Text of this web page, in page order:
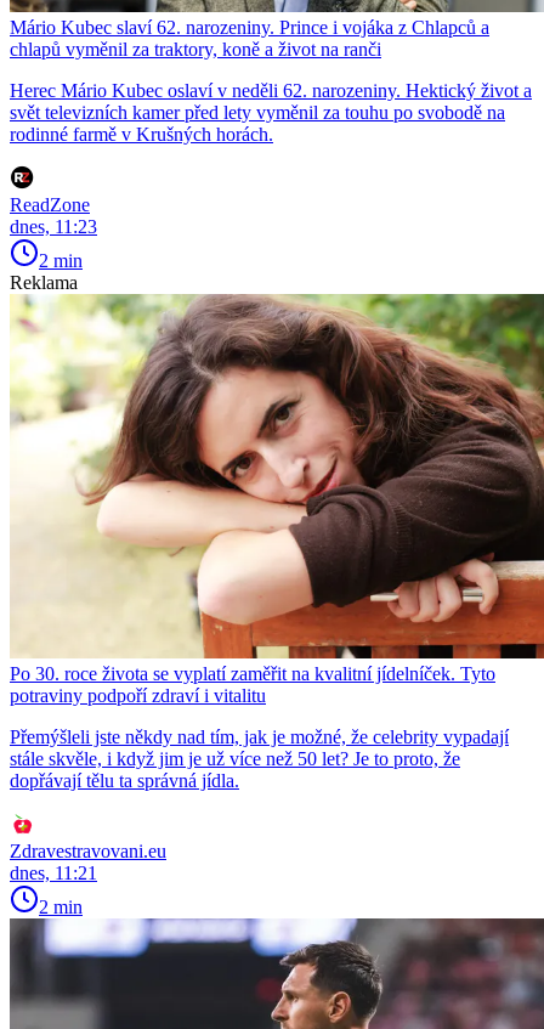
Mário Kubec slaví 62. narozeniny. Prince i vojáka z Chlapců a
chlapů vyměnil za traktory, koně a život na ranči
Herec Mário Kubec oslaví v neděli 62. narozeniny. Hektický život a
svět televizních kamer před lety vyměnil za touhu po svobodě na
rodinné farmě v Krušných horách.
ReadZone
dnes, 11:23
2 min
Reklama
Po 30. roce života se vyplatí zaměřit na kvalitní jídelníček. Tyto
potraviny podpoří zdraví i vitalitu
Přemýšleli jste někdy nad tím, jak je možné, že celebrity vypadají
stále skvěle, i když jim je už více než 50 let? Je to proto, že
dopřávají tělu ta správná jídla.
Zdravestravovani.eu
dnes, 11:21
2 min